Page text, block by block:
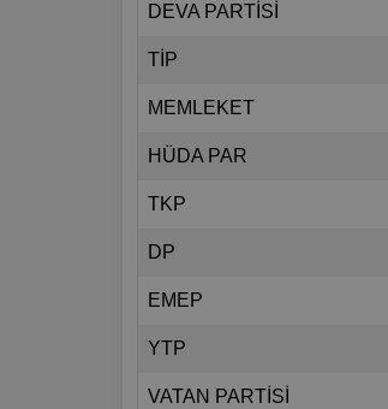
DEVA PARTİSİ
TİP
MEMLEKET
HÜDA PAR
TKP
DP
EMEP
YTP
VATAN PARTİSİ